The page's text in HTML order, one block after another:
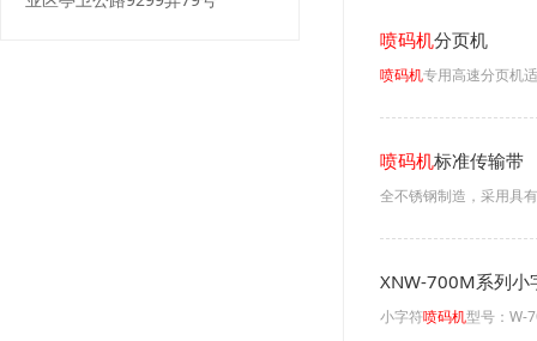
喷码机分页机
喷码机专用高速分页机
喷码机标准传输带
全不锈钢制造，采用具
XNW-700M系列小
小字符喷码机型号：W-